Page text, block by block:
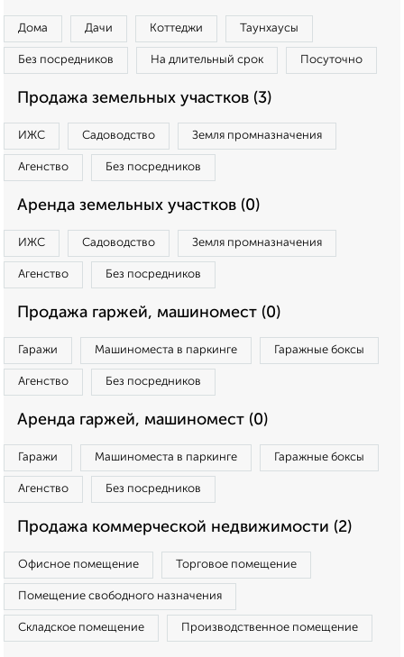
Дома Дачи Коттеджи Таунхаусы
Без посредников На длительный срок Посуточно
Продажа земельных участков (3)
ИЖС Садоводство Земля промназначения
Агенство Без посредников
Аренда земельных участков (0)
ИЖС Садоводство Земля промназначения
Агенство Без посредников
Продажа гаржей, машиномест (0)
Гаражи Машиноместа в паркинге Гаражные боксы
Агенство Без посредников
Аренда гаржей, машиномест (0)
Гаражи Машиноместа в паркинге Гаражные боксы
Агенство Без посредников
Продажа коммерческой недвижимости (2)
Офисное помещение Торговое помещение
Помещение свободного назначения
Складское помещение Производственное помещение